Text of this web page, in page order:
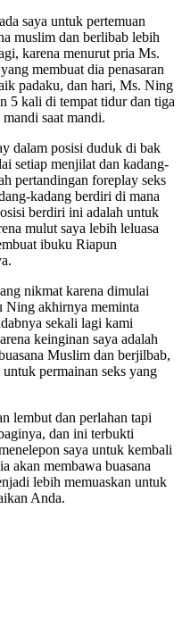
saya untuk pertemuan
muslim dan berlibab lebih
karena menurut pria Ms.
membuat dia penasaran
padaku, dan hari, Ms. Ning
5 kali di tempat tidur dan tiga
saat mandi.
dalam posisi duduk di bak
setiap menjilat dan kadang-
pertandingan foreplay seks
kadang berdiri di mana
berdiri ini adalah untuk
mulut saya lebih leluasa
ibuku Riapun
nikmat karena dimulai
Ning akhirnya meminta
sekali lagi kami
keinginan saya adalah
Muslim dan berjilbab,
permainan seks yang
lembut dan perlahan tapi
dan ini terbukti
saya untuk kembali
akan membawa buasana
lebih memuaskan untuk
Anda.